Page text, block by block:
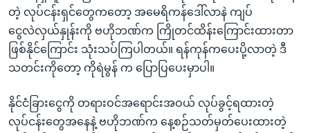
တဲ့ လုပ်ငန်းရှင်တွေကတော့ အမေရိကန်ဒေါ်လာနဲ ကျပ်
ငွေလဲလှယ်နှုန်းကို ဗဟိုဘဏ်က ကြိုတင်ထိန်းကြောင်းထားတာ
ဖြစ်နိုင်ကြောင်း သုံးသပ်ကြပါတယ်။ ရန်ကုန်ကပေးပို့လာတဲ့ ဒီ
သတင်းကိုတော့ ကိုရဲမွန် က ပြောပြပေးမှာပါ။
နိုင်ငံခြားငွေကို တရားဝင်အရောင်းအဝယ် လုပ်ခွင့်ရထားတဲ့
လုပ်ငန်းတွေအနေနဲ့ ဗဟိုဘဏ်က နေ့စဉ်သတ်မှတ်ပေးထားတဲ့